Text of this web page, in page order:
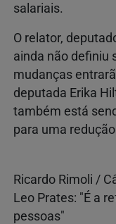
salariais.
O relator,
ainda não definiu
mudanças
deputada Erika
também está
para uma
Ricardo Rimoli /
Leo Prates: "É a
pessoas"